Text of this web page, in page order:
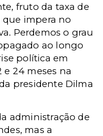
fruto da taxa de
impera no
Perdemos o grau
ao longo
política em
e 24 meses na
presidente Dilma
administração de
mas a